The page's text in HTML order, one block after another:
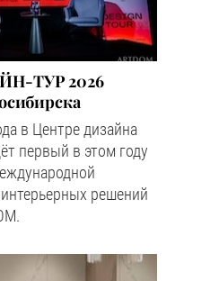
ТУР 2026
в Центре дизайна
первый в этом году
решений